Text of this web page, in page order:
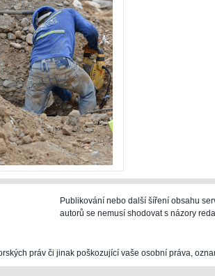
Publikování nebo další šíření obsahu
autorů se nemusí shodovat s názory
práv či jinak poškozující vaše osobní práva,